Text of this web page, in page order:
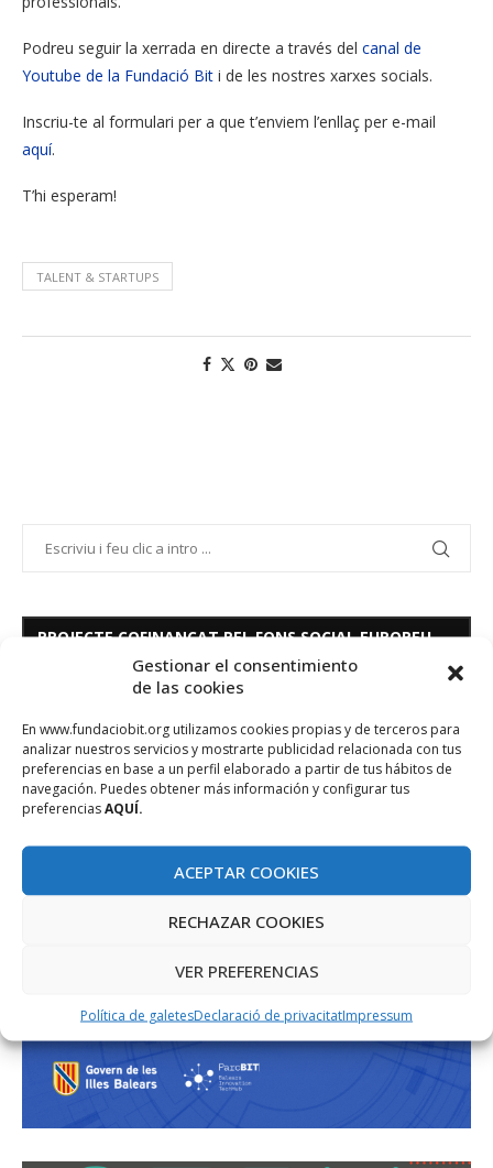
Gestionar el consentimiento
de las cookies
En www.fundaciobit.org utilizamos cookies propias y de terceros para
analizar nuestros servicios y mostrarte publicidad relacionada con tus
preferencias en base a un perfil elaborado a partir de tus hábitos de
navegación. Puedes obtener más información y configurar tus
preferenciasAQUÍ.
ACEPTAR COOKIES
RECHAZAR COOKIES
VER PREFERENCIAS
Política de galetesDeclaració de privacitatImpressum
Podreu seguir la xerrada en directe a través del canal de
Youtube de la Fundació Bit i de les nostres xarxes socials.
Inscriu-te al formulari per a que t’enviem l’enllaç per e-mail
aquí.
T’hi esperam!
TALENT & STARTUPS
PROJECTE COFINANÇAT PEL FONS SOCIAL EUROPEU